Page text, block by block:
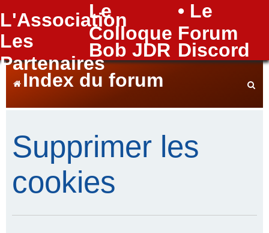
L'Association
Le
Colloque
• Le
Forum
Les
Partenaires
Bob JDR Discord
FAQ
Index du forum
h
Supprimer les
cookies